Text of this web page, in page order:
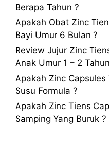
Berapa Tahun ?
Apakah Obat Zinc
Bayi Umur 6 Bulan ?
Review Jujur Zinc
Anak Umur 1 – 2
Apakah Zinc
Susu Formula ?
Apakah Zinc Tiens
Samping Yang Buruk ?